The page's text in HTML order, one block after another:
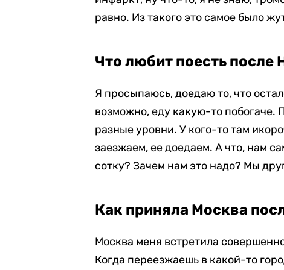
равно. Из такого это самое было
Что любит поесть после
Я просыпаюсь, доедаю то, что
возможно, еду какую-то побогаче.
разные уровни. У кого-то там
заезжаем, ее доедаем. А что, нам
сотку? Зачем нам это надо? Мы
Как приняла Москва
Москва меня встретила
Когда переезжаешь в какой-то